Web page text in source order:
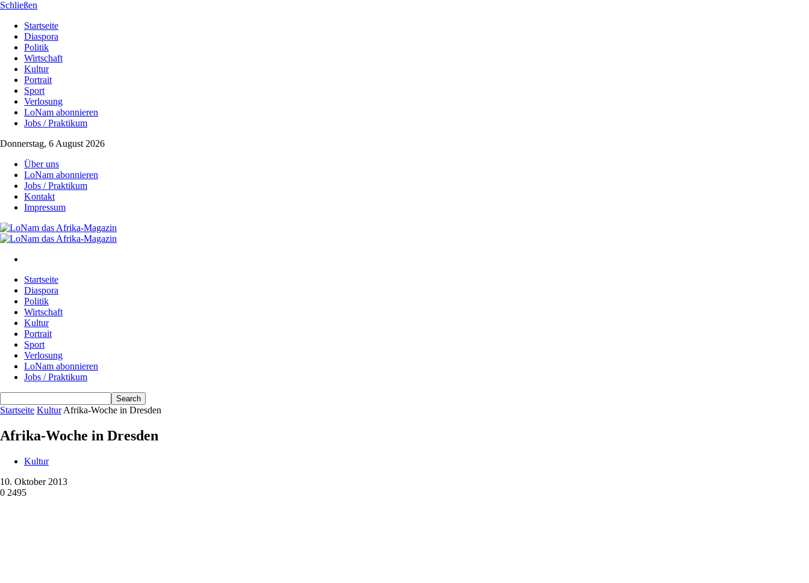
Schließen
Startseite
Diaspora
Politik
Wirtschaft
Kultur
Portrait
Sport
Verlosung
LoNam abonnieren
Jobs / Praktikum
Donnerstag, 6 August 2026
Über uns
LoNam abonnieren
Jobs / Praktikum
Kontakt
Impressum
Startseite
Diaspora
Politik
Wirtschaft
Kultur
Portrait
Sport
Verlosung
LoNam abonnieren
Jobs / Praktikum
Startseite Kultur Afrika-Woche in Dresden
Afrika-Woche in Dresden
Kultur
10. Oktober 2013
0 2495